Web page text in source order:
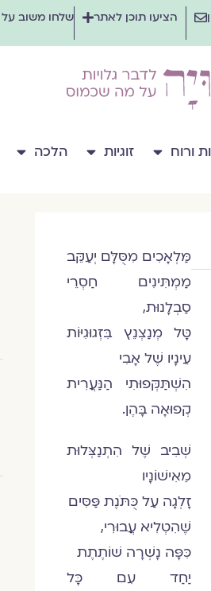
הציעו תוכן לאתר שלחו משוב
ורוח זוגיות הלכה
מַּלְאָכִים מִסֻּלָּם יְעַקֵּב
מַמְתִּינִים חַסְרֵי
סַבְלָנוּת,
טָּל מְנַצְנֵץ בִּזְגוּגִיּוֹת
עֵינָיו שֶׁל אָבִי
הִשְׁתַּקְּפוּתִי הַנַּעֲרִית
קְפוּאָה בָּהֶן.
שְׁבִיב שֶׁל הִתְנַצְּלוּת
מֵאִישׁוֹנָיו
זָלְגָה עַל כֻּתֹּנֶת פַּסִּים
שֶׁהִטְלִיא עֲבוּרִי,
כִּפָּה נָשְׁרָה שׁוֹתֶתֶת
יַחַד עִם כָּל